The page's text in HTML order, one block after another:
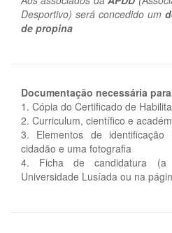
Desportivo) será concedido um
de propina
Documentação necessária
1. Cópia do Certificado de
2. Curriculum, científico e
3. Elementos de
cidadão e uma fotografia
4. Ficha de candidatura
Universidade Lusíada ou na